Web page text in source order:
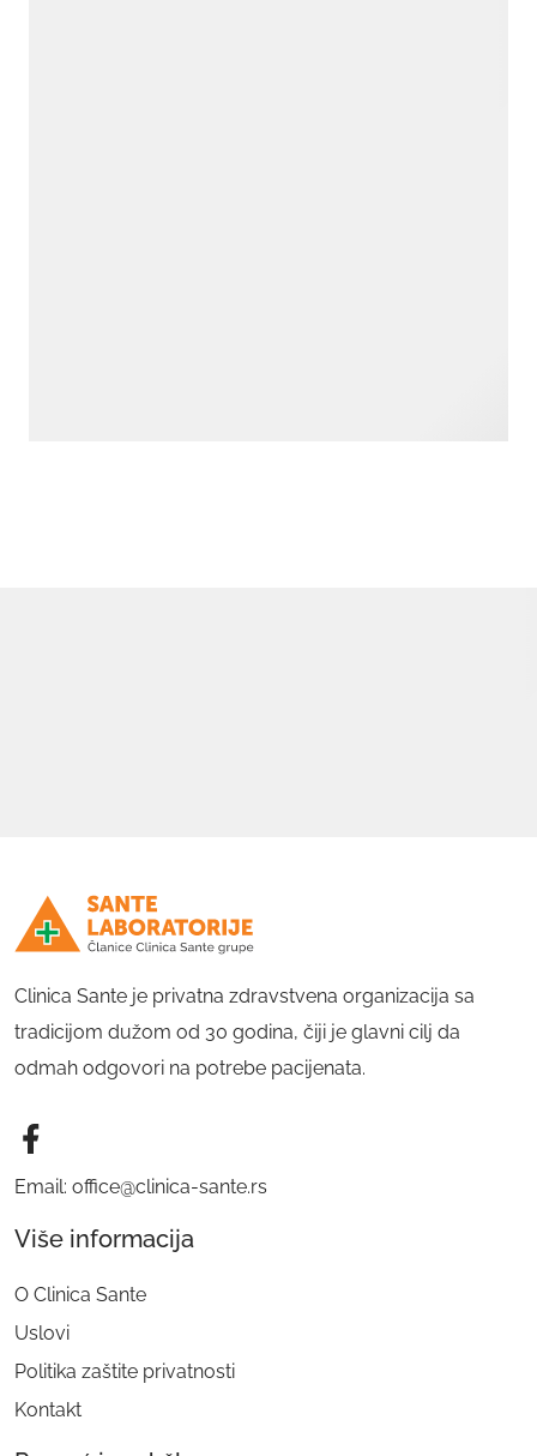
Clinica Sante je privatna zdravstvena organizacija sa
tradicijom dužom od 30 godina, čiji je glavni cilj da
odmah odgovori na potrebe pacijenata.
Email: office@clinica-sante.rs
Više informacija
O Clinica Sante
Uslovi
Politika zaštite privatnosti
Kontakt